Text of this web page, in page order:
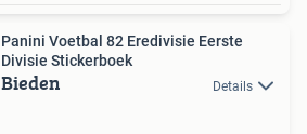
Panini Voetbal 82 Eredivisie Eerste
Divisie Stickerboek
Bieden Details